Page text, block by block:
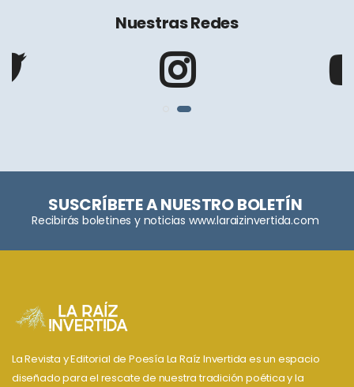
Nuestras Redes
SUSCRÍBETE A NUESTRO BOLETÍN
Recibirás boletines y noticias www.laraizinvertida.com
La Revista y Editorial de Poesía La Raíz Invertida es un espacio
diseñado para el rescate de nuestra tradición poética y la